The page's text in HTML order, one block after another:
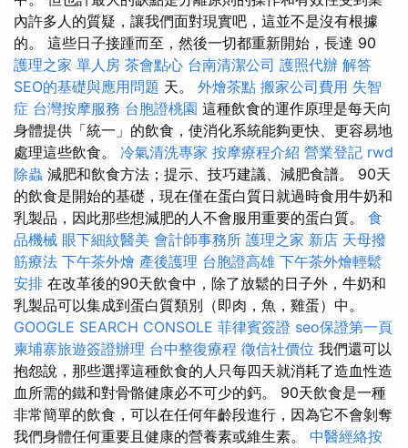
內許多人的質疑，讓我們面對現實吧，這並不是沒有根據
的。 這些日子接踵而至，然後一切都重新開始，長達 90
護理之家 單人房 茶會點心 台南清潔公司 護照代辦 解答
SEO的基礎與應用問題 天。 外燴茶點 搬家公司費用 失智
症 台灣按摩服務 台胞證桃園 這種飲食的運作原理是每天向
身體提供「統一」的飲食，使消化系統能夠更快、更容易地
處理這些飲食。 冷氣清洗專家 按摩療程介紹 營業登記 rwd
除蟲 減肥和飲食方法；提示、技巧建議、減肥食譜。 90天
的飲食是開始的基礎，現在僅在蛋白質日就過時食用牛奶和
乳製品，因此那些想減肥的人不會服用重要的蛋白質。 食
品機械 眼下細紋醫美 會計師事務所 護理之家 新店 天母撥
筋療法 下午茶外燴 產後護理 台胞證高雄 下午茶外燴輕鬆
安排 在改革後的90天飲食中，除了放鬆的日子外，牛奶和
乳製品可以集成到蛋白質類別（即肉，魚，雞蛋）中。
GOOGLE SEARCH CONSOLE 菲律賓簽證 seo保證第一頁
柬埔寨旅遊簽證辦理 台中整復療程 徵信社價位 我們還可以
抱怨說，那些選擇這種飲食的人只每四天就消耗了造血性造
血所需的鐵和對骨骼健康必不可少的鈣。 90天飲食是一種
非常簡單的飲食，可以在任何年齡段進行，因為它不會剝奪
我們身體任何重要且健康的營養素或維生素。 中醫經絡按